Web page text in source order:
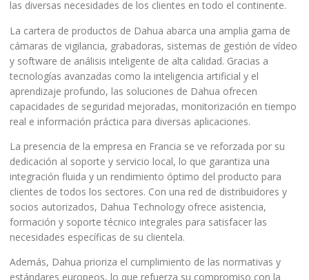
las diversas necesidades de los clientes en todo el continente.
La cartera de productos de Dahua abarca una amplia gama de
cámaras de vigilancia, grabadoras, sistemas de gestión de vídeo
y software de análisis inteligente de alta calidad. Gracias a
tecnologías avanzadas como la inteligencia artificial y el
aprendizaje profundo, las soluciones de Dahua ofrecen
capacidades de seguridad mejoradas, monitorización en tiempo
real e información práctica para diversas aplicaciones.
La presencia de la empresa en Francia se ve reforzada por su
dedicación al soporte y servicio local, lo que garantiza una
integración fluida y un rendimiento óptimo del producto para
clientes de todos los sectores. Con una red de distribuidores y
socios autorizados, Dahua Technology ofrece asistencia,
formación y soporte técnico integrales para satisfacer las
necesidades específicas de su clientela.
Además, Dahua prioriza el cumplimiento de las normativas y
estándares europeos, lo que refuerza su compromiso con la